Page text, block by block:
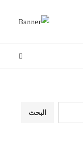
البحث